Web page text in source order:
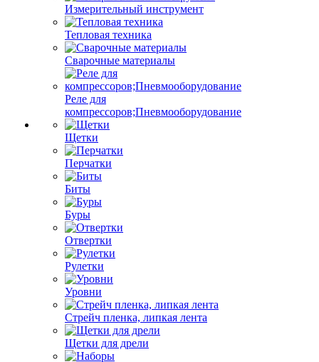
Измерительный инструмент
Тепловая техника
Сварочные материалы
Реле для
компрессоров;Пневмооборудование
Щетки
Перчатки
Биты
Буры
Отвертки
Рулетки
Уровни
Стрейч пленка, липкая лента
Щетки для дрели